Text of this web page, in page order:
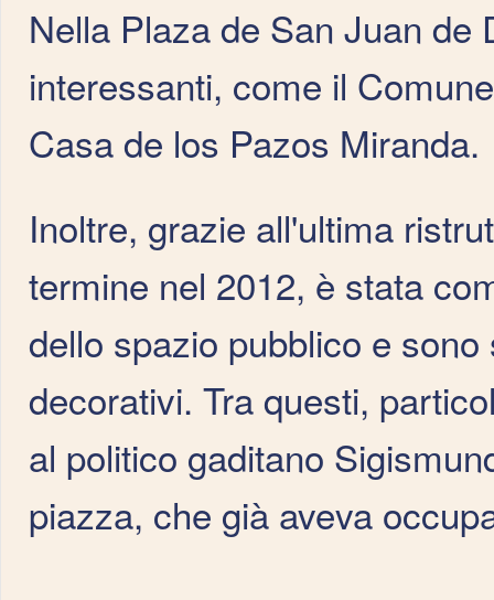
Nella Plaza de San Juan de
interessanti, come il
Casa de los Pazos Miranda.
Inoltre, grazie all'ultima
termine nel 2012, è stata
dello spazio pubblico e
decorativi. Tra questi,
al politico gaditano
piazza, che già aveva